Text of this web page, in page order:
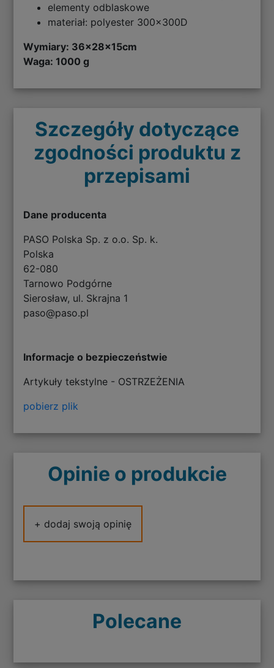
elementy odblaskowe
materiał: polyester 300x300D
Wymiary: 36x28x15cm
Waga: 1000 g
Szczegóły dotyczące
zgodności produktu z
przepisami
Dane producenta
PASO Polska Sp. z o.o. Sp. k.
Polska
62-080
Tarnowo Podgórne
Sierosław, ul. Skrajna 1
paso@paso.pl
Informacje o bezpieczeństwie
Artykuły tekstylne - OSTRZEŻENIA
pobierz plik
Opinie o produkcie
+ dodaj swoją opinię
Polecane